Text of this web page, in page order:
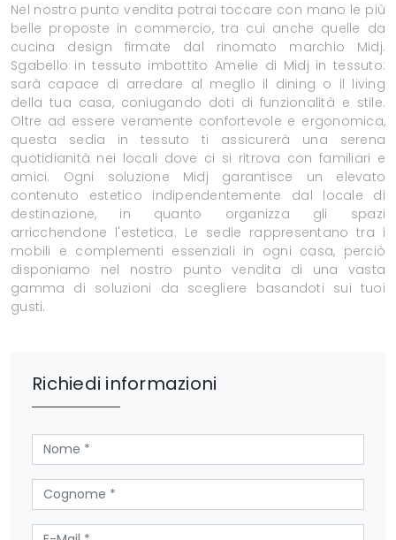
Nel nostro punto vendita potrai toccare con mano le più
belle proposte in commercio, tra cui anche quelle da
cucina design firmate dal rinomato marchio Midj.
Sgabello in tessuto imbottito Amelie di Midj in tessuto:
sarà capace di arredare al meglio il dining o il living
della tua casa, coniugando doti di funzionalità e stile.
Oltre ad essere veramente confortevole e ergonomica,
questa sedia in tessuto ti assicurerà una serena
quotidianità nei locali dove ci si ritrova con familiari e
amici. Ogni soluzione Midj garantisce un elevato
contenuto estetico indipendentemente dal locale di
destinazione, in quanto organizza gli spazi
arricchendone l'estetica. Le sedie rappresentano tra i
mobili e complementi essenziali in ogni casa, perciò
disponiamo nel nostro punto vendita di una vasta
gamma di soluzioni da scegliere basandoti sui tuoi
gusti.
Richiedi informazioni